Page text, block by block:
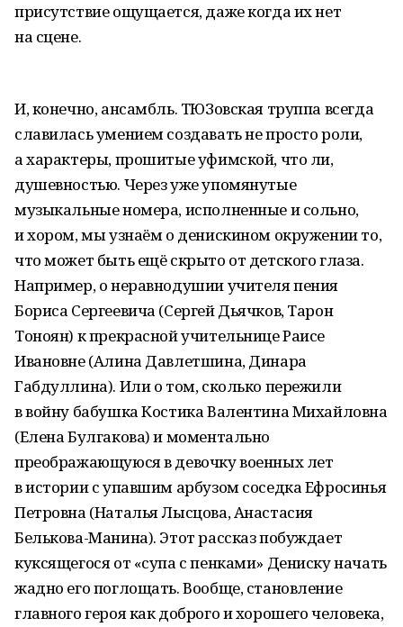
присутствие ощущается, даже когда их нет
на сцене.
И, конечно, ансамбль. ТЮЗовская труппа всегда
славилась умением создавать не просто роли,
а характеры, прошитые уфимской, что ли,
душевностью. Через уже упомянутые
музыкальные номера, исполненные и сольно,
и хором, мы узнаём о денискином окружении то,
что может быть ещё скрыто от детского глаза.
Например, о неравнодушии учителя пения
Бориса Сергеевича (Сергей Дьячков, Тарон
Тоноян) к прекрасной учительнице Раисе
Ивановне (Алина Давлетшина, Динара
Габдуллина). Или о том, сколько пережили
в войну бабушка Костика Валентина Михайловна
(Елена Булгакова) и моментально
преображающуюся в девочку военных лет
в истории с упавшим арбузом соседка Ефросинья
Петровна (Наталья Лысцова, Анастасия
Белькова-Манина). Этот рассказ побуждает
куксящегося от «супа с пенками» Дениску начать
жадно его поглощать. Вообще, становление
главного героя как доброго и хорошего человека,